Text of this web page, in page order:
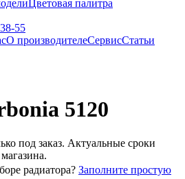
Цветовая палитра
55
О производителеСервисСтатьи
5120
под заказ. Актуальные сроки
радиатора? Заполните простую